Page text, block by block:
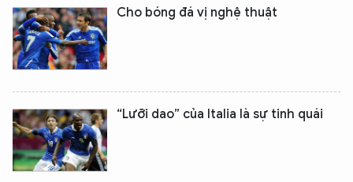
Cho bóng đá vị nghệ thuật
“Lưỡi dao” của Italia là sự tinh quái